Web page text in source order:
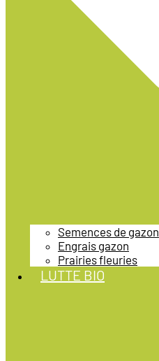
Semences de gazon
Engrais gazon
Prairies fleuries
LUTTE BIO